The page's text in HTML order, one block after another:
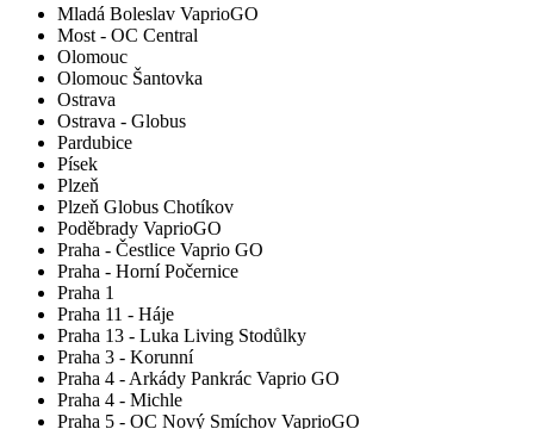
Mladá Boleslav VaprioGO
Most - OC Central
Olomouc
Olomouc Šantovka
Ostrava
Ostrava - Globus
Pardubice
Písek
Plzeň
Plzeň Globus Chotíkov
Poděbrady VaprioGO
Praha - Čestlice Vaprio GO
Praha - Horní Počernice
Praha 1
Praha 11 - Háje
Praha 13 - Luka Living Stodůlky
Praha 3 - Korunní
Praha 4 - Arkády Pankrác Vaprio GO
Praha 4 - Michle
Praha 5 - OC Nový Smíchov VaprioGO